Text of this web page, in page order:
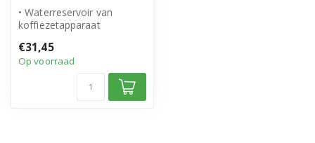
• Waterreservoir van
koffiezetapparaat
product
• Inc...
€31,45
Op voorraad